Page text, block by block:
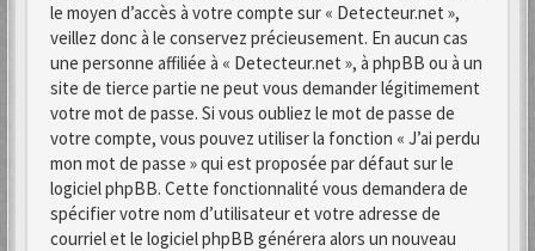
le moyen d’accès à votre compte sur « Detecteur.net »,
veillez donc à le conservez précieusement. En aucun cas
une personne affiliée à « Detecteur.net », à phpBB ou à un
site de tierce partie ne peut vous demander légitimement
votre mot de passe. Si vous oubliez le mot de passe de
votre compte, vous pouvez utiliser la fonction « J’ai perdu
mon mot de passe » qui est proposée par défaut sur le
logiciel phpBB. Cette fonctionnalité vous demandera de
spécifier votre nom d’utilisateur et votre adresse de
courriel et le logiciel phpBB générera alors un nouveau